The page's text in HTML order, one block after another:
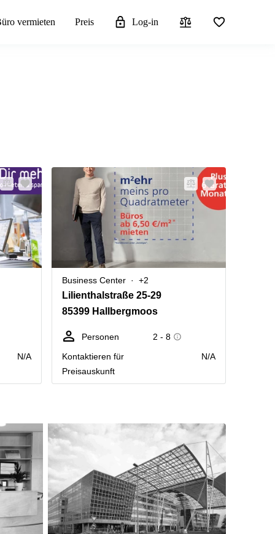
vermieten Preis Log-in
N/A
Business Center +2
Lilienthalstraße 25-29
85399 Hallbergmoos
Personen
2 - 8
Kontaktieren für
Preisauskunft
N/A